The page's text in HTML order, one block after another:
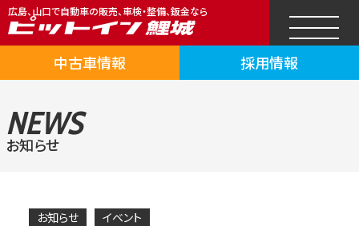
広島、山口で自動車の販売、車検・整備、鈑金なら
中古車情報 採用情報
NEWS
お知らせ
お知らせ イベント